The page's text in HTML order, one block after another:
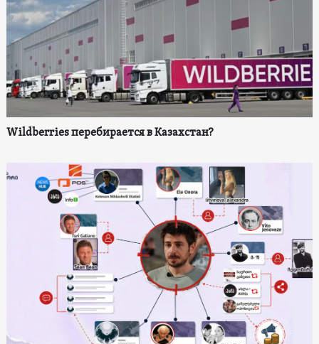
Wildberries перебирается в Казахстан?